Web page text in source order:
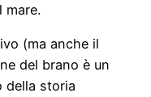
mare.
(ma anche il
del brano è un
della storia